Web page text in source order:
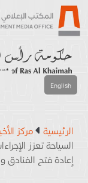
English
الرئيسية مركز
السياحة تعزز
إعادة فتح الفنادق